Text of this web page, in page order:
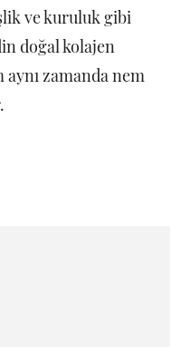
ve kuruluk gibi
doğal kolajen
zamanda nem